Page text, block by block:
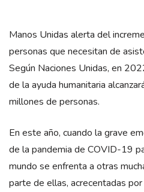
Manos Unidas alerta del
personas que necesitan de
Según Naciones Unidas, en
de la ayuda humanitaria
millones de personas.
En este año, cuando la grave
de la pandemia de COVID-19
mundo se enfrenta a otras
parte de ellas, acrecentadas